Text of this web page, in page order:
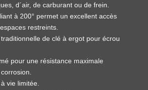
d´air, de carburant ou de frein.
à 200° permet un excellent accès
restreints.
de clé à ergot pour écrou
pour une résistance maximale
vie limitée.